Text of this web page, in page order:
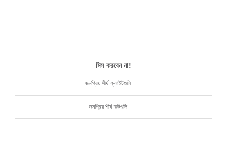
মিস করবেন না!
জনপ্রিয় শীর্ষ ফ্লাইটগুলি
জনপ্রিয় শীর্ষ রুটগুলি